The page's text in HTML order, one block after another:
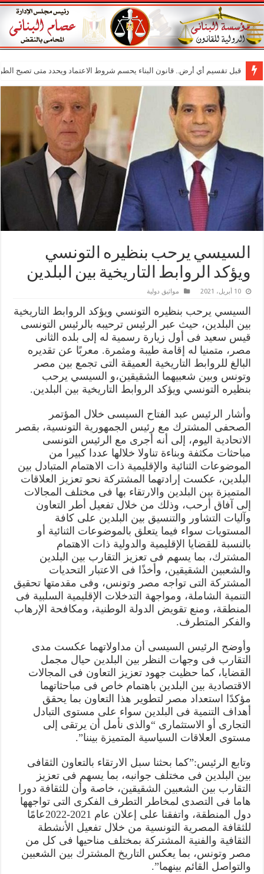
قبل تقسيم أي أرض.. قانون البناء يحسم شروط الاعتماد ويحدد متى تصبح
السيسي يرحب بنظيره التونسي
ويؤكد الروابط التاريخية بين البلدين
10 أبريل، 2021 مواثيق دولية
السيسي يرحب بنظيره التونسي ويؤكد الروابط التاريخية
بين البلدين، حيث عبر الرئيس ترحيبه بالرئيس التونسى
قيس سعيد فى أول زيارة رسمية له إلى بلده الثانى
مصر، متمنيا له إقامة طيبة ومثمرة. معربًا عن تقديره
البالغ للروابط التاريخية العميقة التى تجمع بين مصر
وتونس وبين شعبيهما الشقيقين،و السيسي يرحب
بنظيره التونسي ويؤكد الروابط التاريخية بين البلدين.
وأشار الرئيس عبد الفتاح السيسى خلال المؤتمر
الصحفى المشترك مع رئيس الجمهورية التونسية، بقصر
الاتحادية اليوم، إلى أنه أجرى مع الرئيس التونسى
مباحثات مكثفة وبناءة تناولا خلالها عددا كبيرا من
الموضوعات الثنائية والإقليمية ذات الاهتمام المتبادل بين
البلدين، عكست إرادتهما المشتركة نحو تعزيز العلاقات
المتميزة بين البلدين والارتقاء بها فى مختلف المجالات
إلى آفاق أرحب، وذلك من خلال تفعيل أطر التعاون
وآليات التشاور والتنسيق بين البلدين على كافة
المستويات سواء فيما يتعلق بالموضوعات الثنائية أو
بالنسبة للقضايا الإقليمية والدولية ذات الاهتمام
المشترك، بما يسهم فى تعزيز التقارب بين البلدين
والشعبين الشقيقين، وأخذًا فى الاعتبار التحديات
المشتركة التى تواجه مصر وتونس، وفى مقدمتها تحقيق
التنمية الشاملة، ومواجهة التدخلات الإقليمية السلبية فى
المنطقة، ومنع تقويض الدولة الوطنية، ومكافحة الإرهاب
والفكر المتطرف.
وأوضح الرئيس السيسى أن مداولاتهما عكست مدى
التقارب فى وجهات النظر بين البلدين حيال مجمل
القضايا، كما حظيت جهود تعزيز التعاون فى المجالات
الاقتصادية بين البلدين باهتمام خاص فى مباحثاتهما
مؤكدًا استعداد مصر لتطوير هذا التعاون بما يحقق
أهداف التنمية فى البلدين سواء على مستوى التبادل
التجارى أو الاستثمارى “والذى نأمل أن يرتقى إلى
مستوى العلاقات السياسية المتميزة بيننا”.
وتابع الرئيس:”كما بحثنا سبل الارتقاء بالتعاون الثقافى
بين البلدين فى مختلف جوانبه، بما يسهم فى تعزيز
التقارب بين الشعبين الشقيقين، خاصة وأن للثقافة دورا
هاما فى التصدى لمخاطر التطرف الفكرى التى تواجهها
دول المنطقة، واتفقنا على إعلان عام 2021-2022عامًا
للثقافة المصرية التونسية من خلال تفعيل الأنشطة
الثقافية والفنية المشتركة بمختلف مناحيها فى كل من
مصر وتونس، بما يعكس التاريخ المشترك بين الشعبين
والتواصل القائم بينهما”.